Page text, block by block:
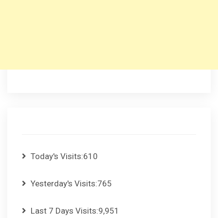
Today's Visits:610
Yesterday's Visits:765
Last 7 Days Visits:9,951